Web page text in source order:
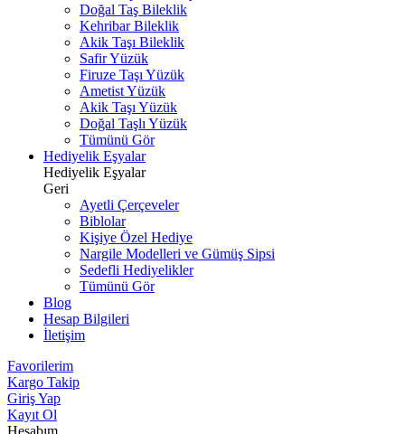
Doğal Taş Bileklik
Kehribar Bileklik
Akik Taşı Bileklik
Safir Yüzük
Firuze Taşı Yüzük
Ametist Yüzük
Akik Taşı Yüzük
Doğal Taşlı Yüzük
Tümünü Gör
Hediyelik Eşyalar
Hediyelik Eşyalar
Geri
Ayetli Çerçeveler
Biblolar
Kişiye Özel Hediye
Nargile Modelleri ve Gümüş Sipsi
Sedefli Hediyelikler
Tümünü Gör
Blog
Hesap Bilgileri
İletişim
Favorilerim
Kargo Takip
Giriş Yap
Kayıt Ol
Hesabım